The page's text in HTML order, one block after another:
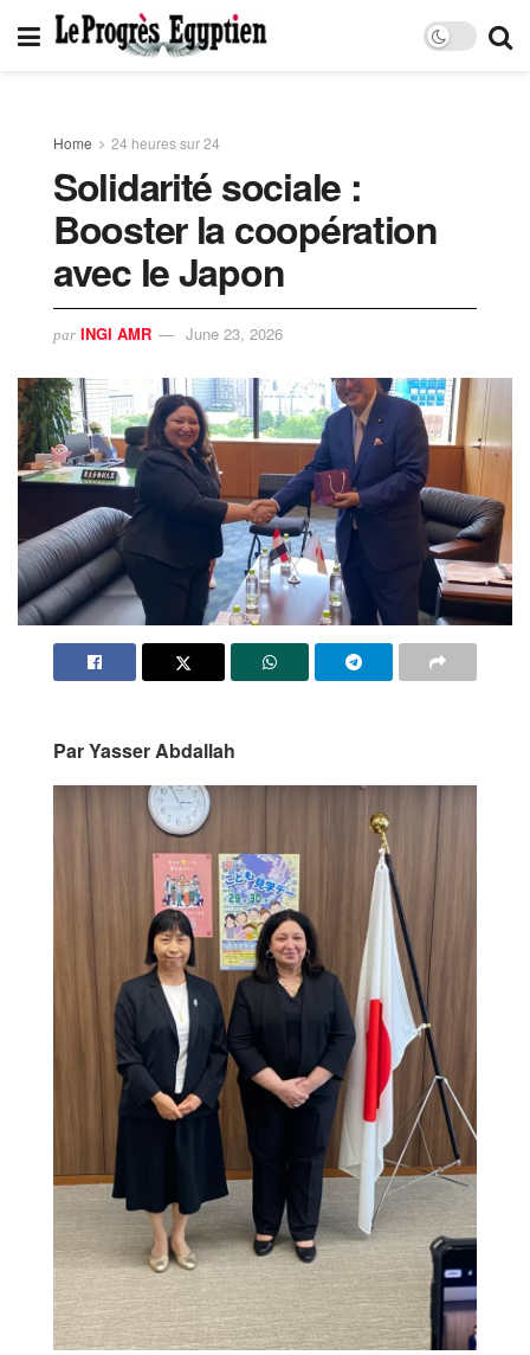
Home 24 heures sur 24
Solidarité sociale :
Booster la coopération
avec le Japon
par INGI AMR June 23, 2026
Par Yasser Abdallah